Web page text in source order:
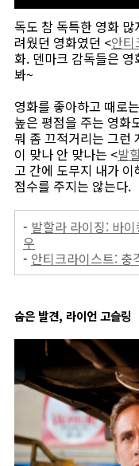
독도 참 독특한 영화
려웠던 영화였던 <안티
화. 덴마크 감독들은
봐~
영화를 좋아하고 때로
높은 평점을 주는 영화
뭐 좀 끄적거리는 그런
이 맞나 안 맞나는 <발
고 간에 도무지 내가
점수를 주지는 않는다.
- 발할라 라이징: 바
우
- 안티크라이스트: 충
숨은 발견, 라이언 고슬링